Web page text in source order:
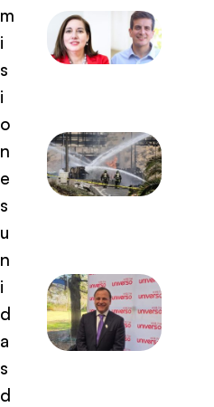
m
i
s
i
o
n
e
s
u
n
i
d
a
s
d